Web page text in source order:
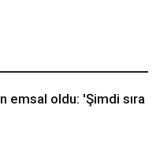
emsal oldu: 'Şimdi sıra